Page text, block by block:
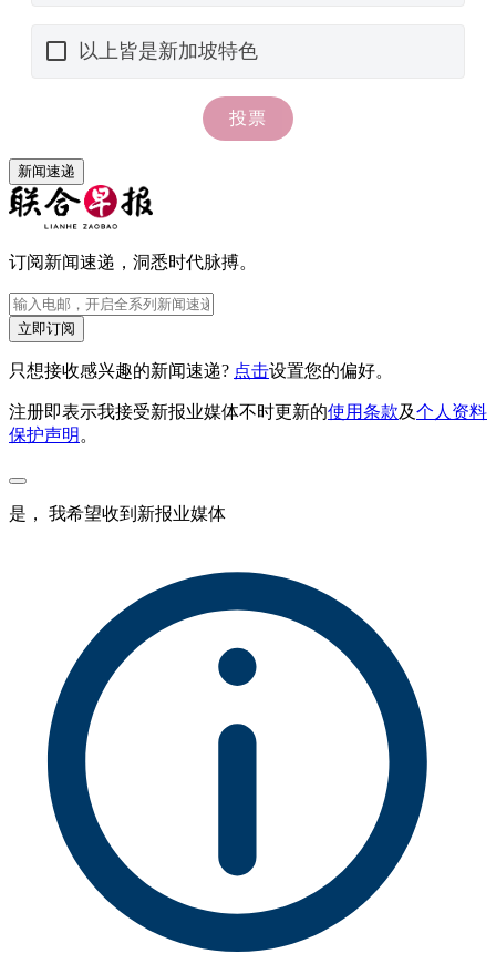
新闻速递
订阅新闻速递，洞悉时代脉搏。
立即订阅
只想接收感兴趣的新闻速递? 点击设置您的偏好。
注册即表示我接受新报业媒体不时更新的使用条款及个人资料
保护声明 。
是， 我希望收到新报业媒体